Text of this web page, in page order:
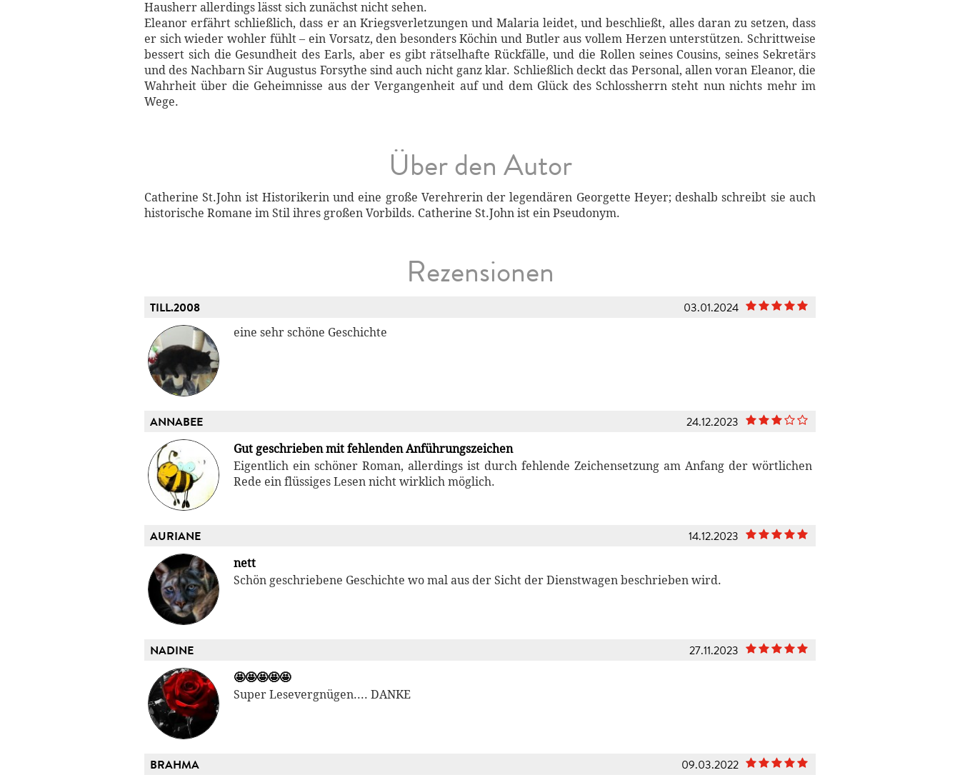
Hausherr allerdings lässt sich zunächst nicht sehen.
Eleanor erfährt schließlich, dass er an Kriegsverletzungen und Malaria leidet, und beschließt, alles daran zu setzen, dass
er sich wieder wohler fühlt – ein Vorsatz, den besonders Köchin und Butler aus vollem Herzen unterstützen. Schrittweise
bessert sich die Gesundheit des Earls, aber es gibt rätselhafte Rückfälle, und die Rollen seines Cousins, seines Sekretärs
und des Nachbarn Sir Augustus Forsythe sind auch nicht ganz klar. Schließlich deckt das Personal, allen voran Eleanor, die
Wahrheit über die Geheimnisse aus der Vergangenheit auf und dem Glück des Schlossherrn steht nun nichts mehr im
Wege.
Über den Autor
Catherine St.John ist Historikerin und eine große Verehrerin der legendären Georgette Heyer; deshalb schreibt sie auch
historische Romane im Stil ihres großen Vorbilds. Catherine St.John ist ein Pseudonym.
Rezensionen
TILL.2008 03.01.2024
eine sehr schöne Geschichte
ANNABEE 24.12.2023
Gut geschrieben mit fehlenden Anführungszeichen
Eigentlich ein schöner Roman, allerdings ist durch fehlende Zeichensetzung am Anfang der wörtlichen
Rede ein flüssiges Lesen nicht wirklich möglich.
AURIANE 14.12.2023
nett
Schön geschriebene Geschichte wo mal aus der Sicht der Dienstwagen beschrieben wird.
NADINE 27.11.2023
🤩🤩🤩🤩🤩
Super Lesevergnügen.... DANKE
BRAHMA 09.03.2022